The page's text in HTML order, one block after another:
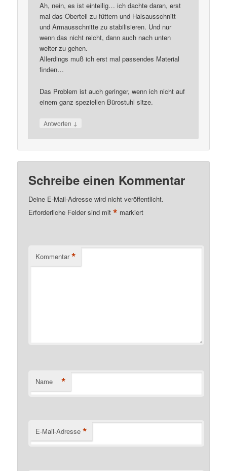
Ah, nein, es ist einteilig… ich dachte daran, erst
mal das Oberteil zu füttern und Halsausschnitt
und Armausschnitte zu stabilisieren. Und nur
wenn das nicht reicht, dann auch nach unten
weiter zu gehen.
Allerdings muß ich erst mal passendes Material
finden…
Das Problem ist auch geringer, wenn ich nicht auf
einem ganz speziellen Bürostuhl sitze.
Antworten ↓
Schreibe einen Kommentar
Deine E-Mail-Adresse wird nicht veröffentlicht.
Erforderliche Felder sind mit* markiert
Kommentar *
Name *
E-Mail-Adresse *